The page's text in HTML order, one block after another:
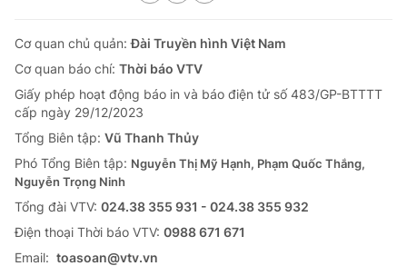
Cơ quan chủ quản:Đài Truyền hình Việt Nam
Cơ quan báo chí: Thời báo VTV
Giấy phép hoạt động báo in và báo điện tử số 483/GP-BTTTT
cấp ngày 29/12/2023
Tổng Biên tập: Vũ Thanh Thủy
Phó Tổng Biên tập: Nguyễn Thị Mỹ Hạnh, Phạm Quốc Thắng,
Nguyễn Trọng Ninh
Tổng đài VTV: 024.38 355 931 - 024.38 355 932
Ðiện thoại Thời báo VTV: 0988 671 671
Email: toasoan@vtv.vn